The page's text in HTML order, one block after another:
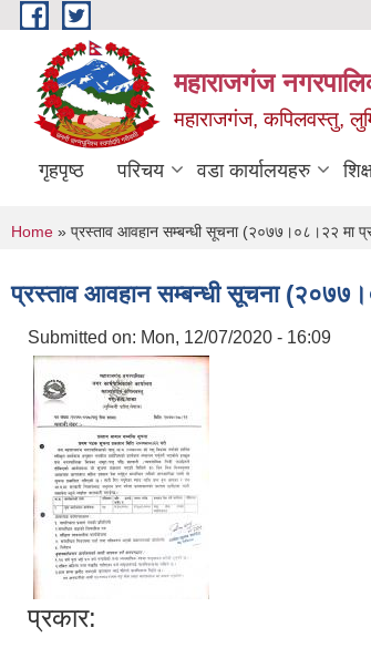
Skip to main content
महाराजगंज
महाराजगंज, कपिलवस्तु,
गृहपृष्ठ परिचय वडा कार्यालयहरु
You are here
Home » प्रस्ताव आवहान सम्बन्धी सूचना (२०७७।०८।२२ मा
प्रस्ताव आवहान सम्बन्धी सूचना
Submitted on: Mon, 12/07/2020 - 16:09
प्रकार: